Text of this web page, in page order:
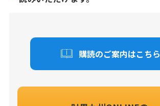
購読のご案内はこちら